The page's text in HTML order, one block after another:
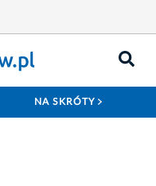
NA SKRÓTY